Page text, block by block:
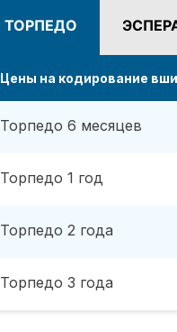
ТОРПЕДО
Цены на кодирование
Торпедо 6 месяцев
Торпедо 1 год
Торпедо 2 года
Торпедо 3 года